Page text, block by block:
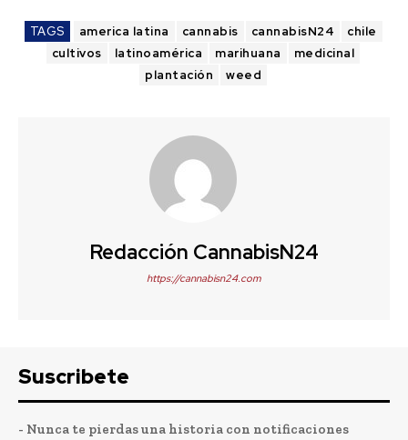
TAGS america latina cannabis cannabisN24
chile
cultivos
latinoamérica marihuana
medicinal
plantación
weed
Redacción CannabisN24
https://cannabisn24.com
Suscribete
- Nunca te pierdas una historia con notificaciones